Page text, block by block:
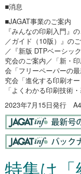
■消息
■JAGAT事業のご案内
『みんなの印刷入門』
／ガイド（10版）』の
／『新版 DTPベーシッ
究会のご案内／「新・
会「フリーペーパーの
究会「進化する印刷オ
「よくわかる印刷技術
2023年7月15日発行
特集は